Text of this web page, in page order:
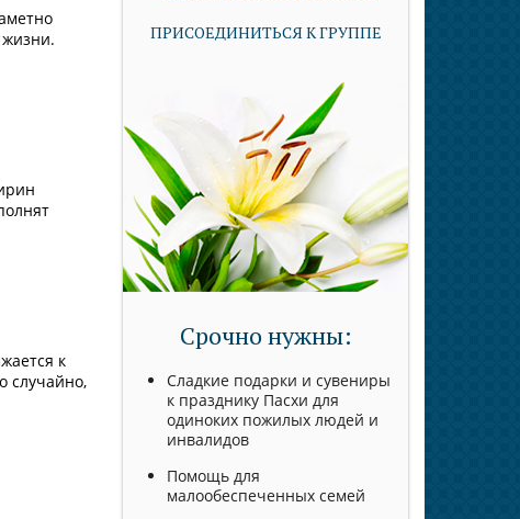
жизни.
к
случайно,
ПРИСОЕДИНИТЬСЯ К ГРУППЕ
Срочно нужны:
Сладкие подарки и сувениры
к празднику Пасхи для
одиноких пожилых людей и
инвалидов
Помощь для
малообеспеченных семей